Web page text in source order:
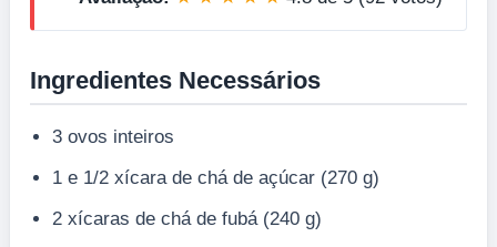
Ingredientes Necessários
3 ovos inteiros
1 e 1/2 xícara de chá de açúcar (270 g)
2 xícaras de chá de fubá (240 g)